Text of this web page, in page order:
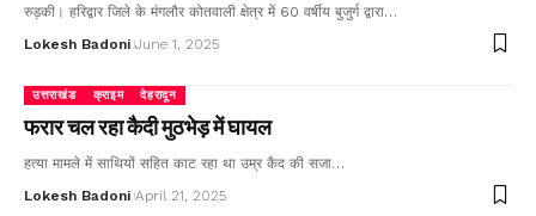
रुड़की। हरिद्वार जिले के मंगलौर कोतवाली क्षेत्र में 60 वर्षीय बुजुर्ग द्वारा…
Lokesh Badoni June 1, 2025
उत्तराखंड क्राइम देहरादून
फरार चल रहा कैदी मुठभेड़ में घायल
हत्या मामले में साथियों सहित काट रहा था उम्र कैद की सजा…
Lokesh Badoni April 21, 2025